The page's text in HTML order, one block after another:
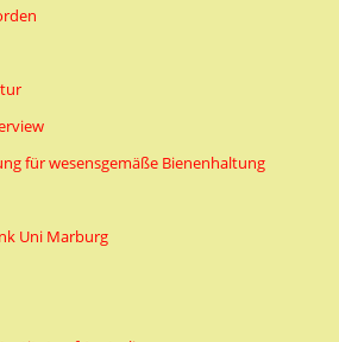
für wesensgemäße Bienenhaltung
Uni Marburg